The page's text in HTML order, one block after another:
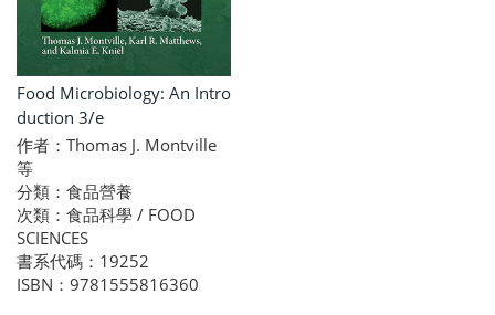
Food Microbiology: An Intro
duction 3/e
作者：Thomas J. Montville
等
分類：食品營養
次類：食品科學 / FOOD
SCIENCES
書系代碼：19252
ISBN：9781555816360